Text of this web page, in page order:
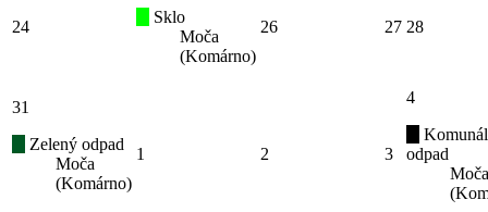
24
Sklo
Moča
(Komárno)
26 27 28
31
Zelený odpad
Moča
(Komárno)
1 2 3
4
odpad
Moča